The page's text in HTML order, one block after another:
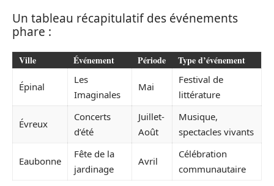
Un tableau récapitulatif des événements
phare :
Ville Événement Période Type d’événement
Épinal
Les
Imaginales
Mai
Festival de
littérature
Évreux
Concerts
d’été
Juillet-
Août
Musique,
spectacles vivants
Eaubonne
Fête de la
jardinage
Avril
Célébration
communautaire